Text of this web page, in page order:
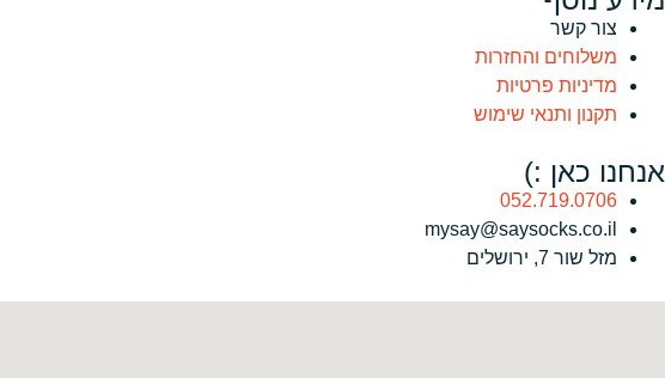
צור קשר
משלוחים והחזרות
מדיניות פרטיות
תקנון ותנאי שימוש
אנחנו כאן :)
052.719.0706
mysay@saysocks.co.il‏
מזל שור 7, ירושלים